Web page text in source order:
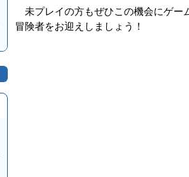
未プレイの方もぜひこの機会にゲー
冒険者をお迎えしましょう！